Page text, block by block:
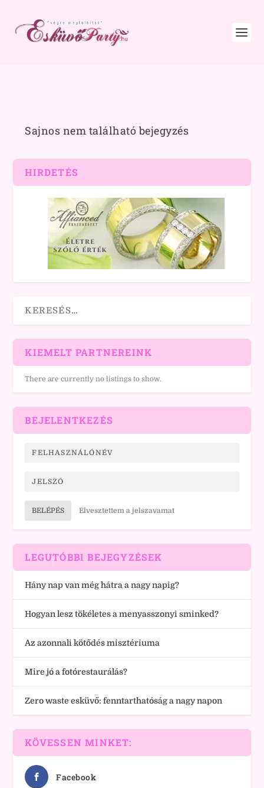
Sajnos nem található bejegyzés
HIRDETÉS
KIEMELT PARTNEREINK
There are currently no listings to show.
BEJELENTKEZÉS
BELÉPÉS Elvesztettem a jelszavamat
LEGUTÓBBI BEJEGYZÉSEK
Hány nap van még hátra a nagy napig?
Hogyan lesz tökéletes a menyasszonyi sminked?
Az azonnali kötődés misztériuma
Mire jó a fotórestaurálás?
Zero waste esküvő: fenntarthatóság a nagy napon
KÖVESSEN MINKET:
Facebook